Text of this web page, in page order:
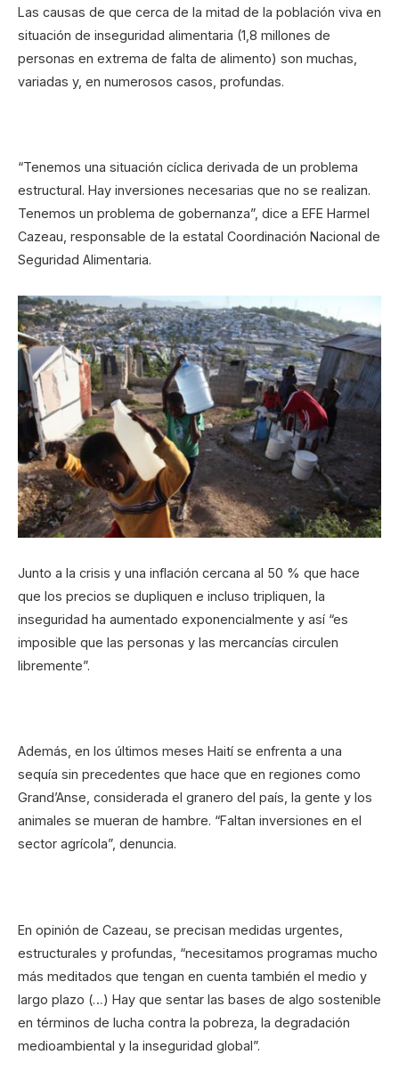
Las causas de que cerca de la mitad de la población viva en
situación de inseguridad alimentaria (1,8 millones de
personas en extrema de falta de alimento) son muchas,
variadas y, en numerosos casos, profundas.
“Tenemos una situación cíclica derivada de un problema
estructural. Hay inversiones necesarias que no se realizan.
Tenemos un problema de gobernanza”, dice a EFE Harmel
Cazeau, responsable de la estatal Coordinación Nacional de
Seguridad Alimentaria.
Junto a la crisis y una inflación cercana al 50 % que hace
que los precios se dupliquen e incluso tripliquen, la
inseguridad ha aumentado exponencialmente y así “es
imposible que las personas y las mercancías circulen
libremente”.
Además, en los últimos meses Haití se enfrenta a una
sequía sin precedentes que hace que en regiones como
Grand’Anse, considerada el granero del país, la gente y los
animales se mueran de hambre. “Faltan inversiones en el
sector agrícola”, denuncia.
En opinión de Cazeau, se precisan medidas urgentes,
estructurales y profundas, “necesitamos programas mucho
más meditados que tengan en cuenta también el medio y
largo plazo (…) Hay que sentar las bases de algo sostenible
en términos de lucha contra la pobreza, la degradación
medioambiental y la inseguridad global”.